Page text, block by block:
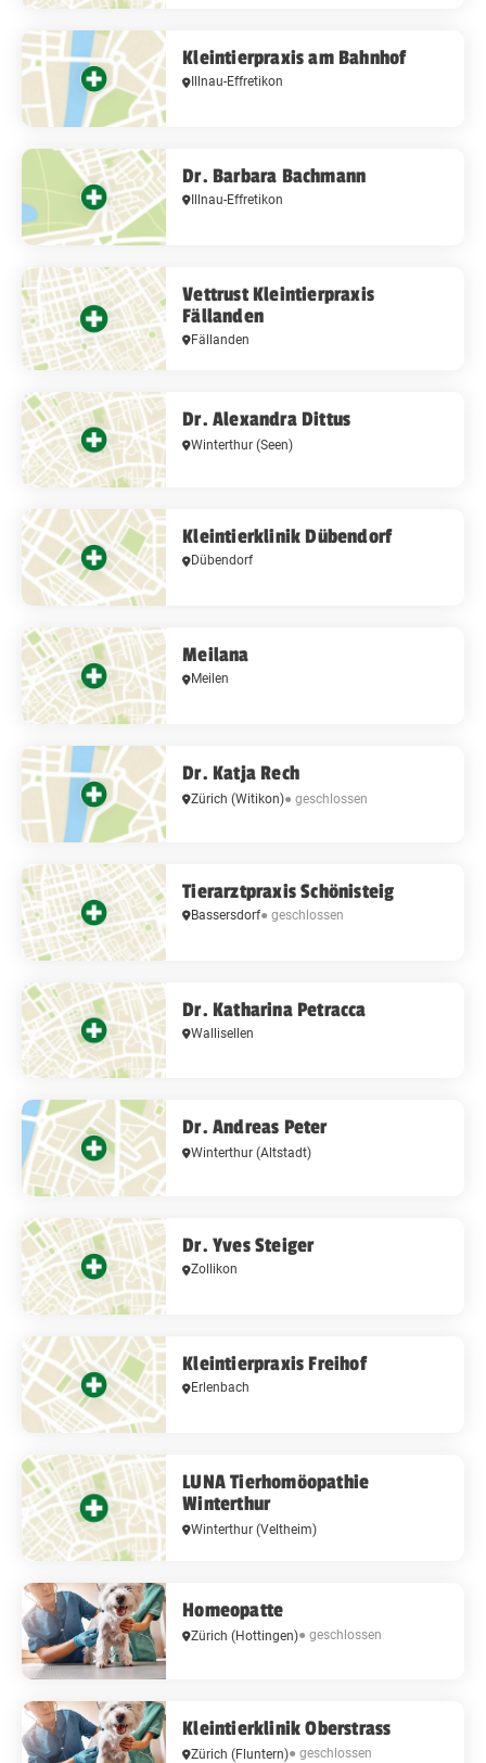
Kleintierpraxis am Bahnhof
Illnau-Effretikon
Dr. Barbara Bachmann
Illnau-Effretikon
Vettrust Kleintierpraxis
Fällanden
Fällanden
Dr. Alexandra Dittus
Winterthur(Seen)
Kleintierklinik Dübendorf
Dübendorf
Meilana
Meilen
Dr. Katja Rech
Zürich(Witikon)● geschlossen
Tierarztpraxis Schönisteig
Bassersdorf● geschlossen
Dr. Katharina Petracca
Wallisellen
Dr. Andreas Peter
Winterthur(Altstadt)
Dr. Yves Steiger
Zollikon
Kleintierpraxis Freihof
Erlenbach
LUNA Tierhomöopathie
Winterthur
Winterthur(Veltheim)
Homeopatte
Zürich(Hottingen)● geschlossen
Kleintierklinik Oberstrass
Zürich(Fluntern)● geschlossen